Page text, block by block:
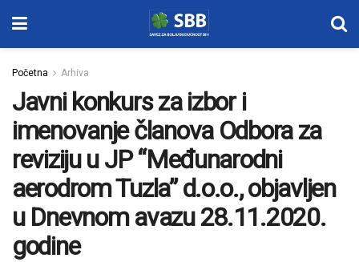
Početna Arhiva
Javni konkurs za izbor i
imenovanje članova Odbora za
reviziju u JP “Međunarodni
aerodrom Tuzla” d.o.o., objavljen
u Dnevnom avazu 28.11.2020.
godine